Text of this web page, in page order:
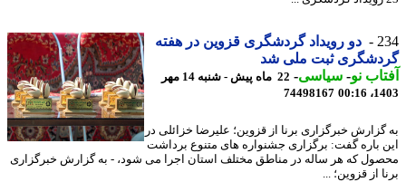
دو رویداد گردشگری قزوین در هفته
ثبت ملی شد
نو- سیاسی-
22 ماه پیش - شنبه 14 مهر
74498167
خبرگزاری برنا از قزوین؛ علیرضا خزائلی در
باره گفت: برگزاری جشنواره های متنوع برداشت
که هر ساله در مناطق مختلف استان اجرا می شود، - به گزارش خبرگزاری
از قزوین؛ ...